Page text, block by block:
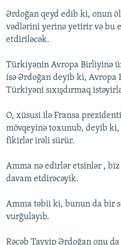
FOTOQALEREYA
İNFOQRAFIKA
OXU ZALI
AZƏRBAYCAN ƏDƏBIYYATI
İZ - MƏDƏNIYYƏT PROQRAMI
HAQQIMIZDA
MISSIYAMIZ
MATERIALLARIMIZDAN ISTIFADƏ
AZADLIQRADIOSU MOBIL
XƏBƏR BÜLLETENLƏRIMIZ
BIZI IZLƏ
RFE/RL-in bütün saytları
Ərdoğan qeyd edib ki, onun
vədlərini yerinə yetirir və bu
etdiriləcək.
Türkiyənin Avropa Birliyinə
isə Ərdoğan deyib ki, Avropa
Türkiyəni sıxışdırmaq
O, xüsusi ilə Fransa
mövqeyinə toxunub, deyib ki,
fikirlər irəli sürür.
Amma nə edirlər etsinlər ,
davam etdirəcəyik.
Amma təbii ki, bunun da bir
vurğulayıb.
Rəcəb Tayyip Ərdoğan onu